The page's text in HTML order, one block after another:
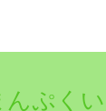
んぷく